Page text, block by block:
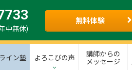
中無休)
無料体験
イン塾 よろこびの声
講師からの
メッセージ